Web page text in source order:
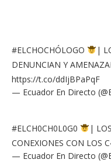
#ELCHOCHÓLOGO
|
DENUNCIAN Y
https://t.co/ddIjBPaPqF
— Ecuador En Directo
#ELCH0CH0L0G0
|
CONEXIONES CON LOS
— Ecuador En Directo